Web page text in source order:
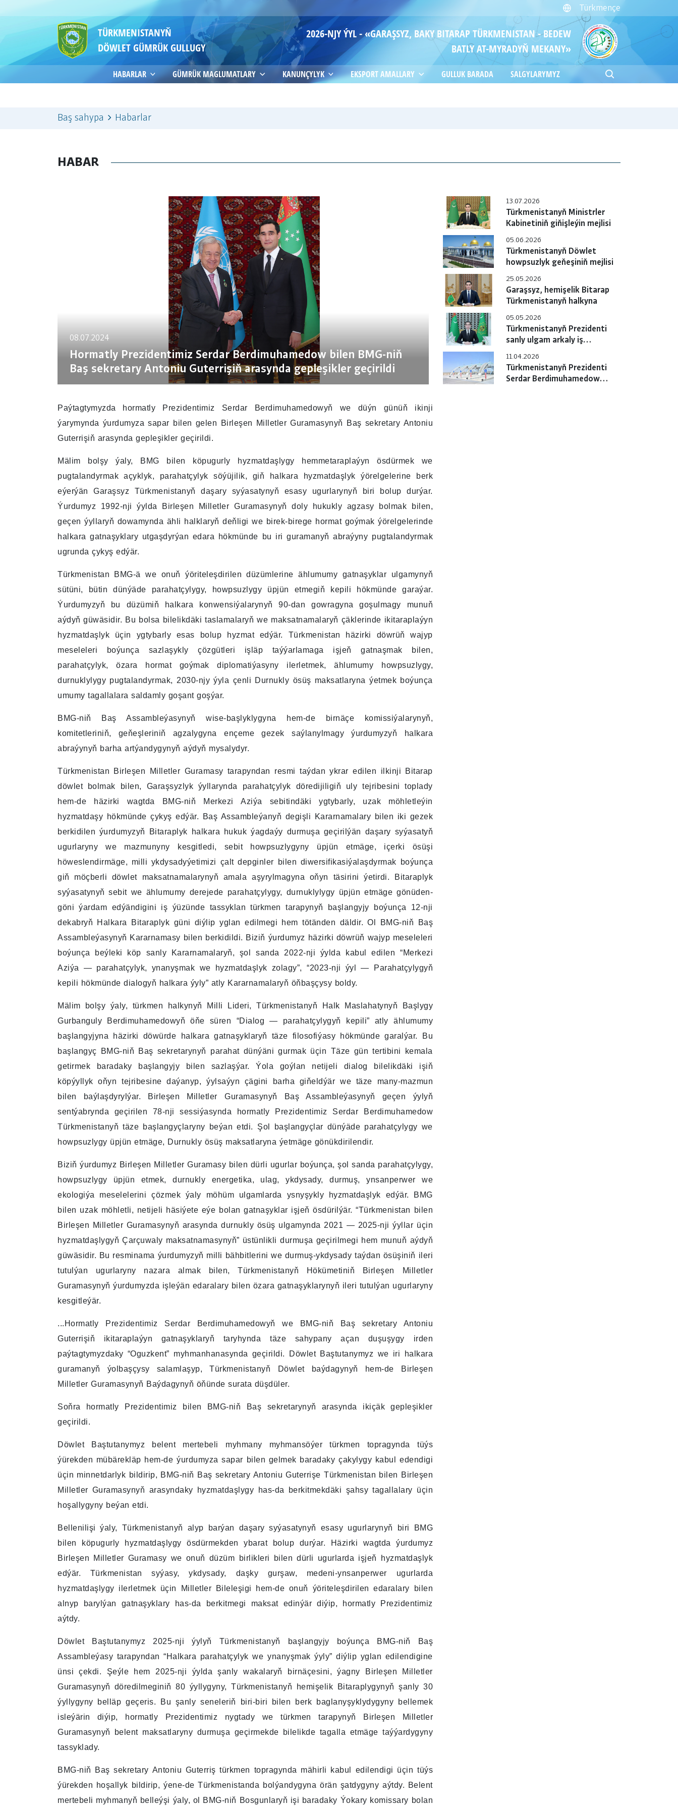
Türkmençe
TÜRKMENISTANYŇ
DÖWLET GÜMRÜK GULLUGY
2026-NJY ÝYL - «GARAŞSYZ, BAKY BITARAP TÜRKMENISTAN - BEDEW
BATLY AT-MYRADYŇ MEKANY»
HABARLAR GÜMRÜK MAGLUMATLARY KANUNÇYLYK EKSPORT AMALLARY GULLUK BARADA SALGYLARYMYZ
Baş sahypa Habarlar
HABAR
08.07.2024
Hormatly Prezidentimiz Serdar Berdimuhamedow bilen BMG-niň
Baş sekretary Antoniu Guterrişiň arasynda gepleşikler geçirildi
13.07.2026
Türkmenistanyň Ministrler
Kabinetiniň giňişleýin mejlisi
05.06.2026
Türkmenistanyň Döwlet
howpsuzlyk geňeşiniň mejlisi
25.05.2026
Garaşsyz, hemişelik Bitarap
Türkmenistanyň halkyna
05.05.2026
Türkmenistanyň Prezidenti
sanly ulgam arkaly iş
11.04.2026
Türkmenistanyň Prezidenti
Serdar Berdimuhamedow
Paýtagtymyzda hormatly Prezidentimiz Serdar Berdimuhamedowyň we düýn günüň ikinji
ýarymynda ýurdumyza sapar bilen gelen Birleşen Milletler Guramasynyň Baş sekretary Antoniu
Guterrişiň arasynda gepleşikler geçirildi.
Mälim bolşy ýaly, BMG bilen köpugurly hyzmatdaşlygy hemmetaraplaýyn ösdürmek we
pugtalandyrmak açyklyk, parahatçylyk söýüjilik, giň halkara hyzmatdaşlyk ýörelgelerine berk
eýerýän Garaşsyz Türkmenistanyň daşary syýasatynyň esasy ugurlarynyň biri bolup durýar.
Ýurdumyz 1992-nji ýylda Birleşen Milletler Guramasynyň doly hukukly agzasy bolmak bilen,
geçen ýyllaryň dowamynda ähli halklaryň deňligi we birek-birege hormat goýmak ýörelgelerinde
halkara gatnaşyklary utgaşdyrýan edara hökmünde bu iri guramanyň abraýyny pugtalandyrmak
ugrunda çykyş edýär.
Türkmenistan BMG-ä we onuň ýöriteleşdirilen düzümlerine ählumumy gatnaşyklar ulgamynyň
sütüni, bütin dünýäde parahatçylygy, howpsuzlygy üpjün etmegiň kepili hökmünde garaýar.
Ýurdumyzyň bu düzümiň halkara konwensiýalarynyň 90-dan gowragyna goşulmagy munuň
aýdyň güwäsidir. Bu bolsa bilelikdäki taslamalaryň we maksatnamalaryň çäklerinde ikitaraplaýyn
hyzmatdaşlyk üçin ygtybarly esas bolup hyzmat edýär. Türkmenistan häzirki döwrüň wajyp
meseleleri boýunça sazlaşykly çözgütleri işläp taýýarlamaga işjeň gatnaşmak bilen,
parahatçylyk, özara hormat goýmak diplomatiýasyny ilerletmek, ählumumy howpsuzlygy,
durnuklylygy pugtalandyrmak, 2030-njy ýyla çenli Durnukly ösüş maksatlaryna ýetmek boýunça
umumy tagallalara saldamly goşant goşýar.
BMG-niň Baş Assambleýasynyň wise-başlyklygyna hem-de birnäçe komissiýalarynyň,
komitetleriniň, geňeşleriniň agzalygyna ençeme gezek saýlanylmagy ýurdumyzyň halkara
abraýynyň barha artýandygynyň aýdyň mysalydyr.
Türkmenistan Birleşen Milletler Guramasy tarapyndan resmi taýdan ykrar edilen ilkinji Bitarap
döwlet bolmak bilen, Garaşsyzlyk ýyllarynda parahatçylyk döredijiligiň uly tejribesini toplady
hem-de häzirki wagtda BMG-niň Merkezi Aziýa sebitindäki ygtybarly, uzak möhletleýin
hyzmatdaşy hökmünde çykyş edýär. Baş Assambleýanyň degişli Kararnamalary bilen iki gezek
berkidilen ýurdumyzyň Bitaraplyk halkara hukuk ýagdaýy durmuşa geçirilýän daşary syýasatyň
ugurlaryny we mazmunyny kesgitledi, sebit howpsuzlygyny üpjün etmäge, içerki ösüşi
höweslendirmäge, milli ykdysadyýetimizi çalt depginler bilen diwersifikasiýalaşdyrmak boýunça
giň möçberli döwlet maksatnamalarynyň amala aşyrylmagyna oňyn täsirini ýetirdi. Bitaraplyk
syýasatynyň sebit we ählumumy derejede parahatçylygy, durnuklylygy üpjün etmäge gönüden-
göni ýardam edýändigini iş ýüzünde tassyklan türkmen tarapynyň başlangyjy boýunça 12-nji
dekabryň Halkara Bitaraplyk güni diýlip yglan edilmegi hem tötänden däldir. Ol BMG-niň Baş
Assambleýasynyň Kararnamasy bilen berkidildi. Biziň ýurdumyz häzirki döwrüň wajyp meseleleri
boýunça beýleki köp sanly Kararnamalaryň, şol sanda 2022-nji ýylda kabul edilen “Merkezi
Aziýa — parahatçylyk, ynanyşmak we hyzmatdaşlyk zolagy”, “2023-nji ýyl — Parahatçylygyň
kepili hökmünde dialogyň halkara ýyly” atly Kararnamalaryň öňbaşçysy boldy.
Mälim bolşy ýaly, türkmen halkynyň Milli Lideri, Türkmenistanyň Halk Maslahatynyň Başlygy
Gurbanguly Berdimuhamedowyň öňe süren “Dialog — parahatçylygyň kepili” atly ählumumy
başlangyjyna häzirki döwürde halkara gatnaşyklaryň täze filosofiýasy hökmünde garalýar. Bu
başlangyç BMG-niň Baş sekretarynyň parahat dünýäni gurmak üçin Täze gün tertibini kemala
getirmek baradaky başlangyjy bilen sazlaşýar. Ýola goýlan netijeli dialog bilelikdäki işiň
köpýyllyk oňyn tejribesine daýanyp, ýylsaýyn çägini barha giňeldýär we täze many-mazmun
bilen baýlaşdyrylýar. Birleşen Milletler Guramasynyň Baş Assambleýasynyň geçen ýylyň
sentýabrynda geçirilen 78-nji sessiýasynda hormatly Prezidentimiz Serdar Berdimuhamedow
Türkmenistanyň täze başlangyçlaryny beýan etdi. Şol başlangyçlar dünýäde parahatçylygy we
howpsuzlygy üpjün etmäge, Durnukly ösüş maksatlaryna ýetmäge gönükdirilendir.
Biziň ýurdumyz Birleşen Milletler Guramasy bilen dürli ugurlar boýunça, şol sanda parahatçylygy,
howpsuzlygy üpjün etmek, durnukly energetika, ulag, ykdysady, durmuş, ynsanperwer we
ekologiýa meselelerini çözmek ýaly möhüm ulgamlarda ysnyşykly hyzmatdaşlyk edýär. BMG
bilen uzak möhletli, netijeli häsiýete eýe bolan gatnaşyklar işjeň ösdürilýär. “Türkmenistan bilen
Birleşen Milletler Guramasynyň arasynda durnukly ösüş ulgamynda 2021 — 2025-nji ýyllar üçin
hyzmatdaşlygyň Çarçuwaly maksatnamasynyň” üstünlikli durmuşa geçirilmegi hem munuň aýdyň
güwäsidir. Bu resminama ýurdumyzyň milli bähbitlerini we durmuş-ykdysady taýdan ösüşiniň ileri
tutulýan ugurlaryny nazara almak bilen, Türkmenistanyň Hökümetiniň Birleşen Milletler
Guramasynyň ýurdumyzda işleýän edaralary bilen özara gatnaşyklarynyň ileri tutulýan ugurlaryny
kesgitleýär.
...Hormatly Prezidentimiz Serdar Berdimuhamedowyň we BMG-niň Baş sekretary Antoniu
Guterrişiň ikitaraplaýyn gatnaşyklaryň taryhynda täze sahypany açan duşuşygy irden
paýtagtymyzdaky “Oguzkent” myhmanhanasynda geçirildi. Döwlet Baştutanymyz we iri halkara
guramanyň ýolbaşçysy salamlaşyp, Türkmenistanyň Döwlet baýdagynyň hem-de Birleşen
Milletler Guramasynyň Baýdagynyň öňünde surata düşdüler.
Soňra hormatly Prezidentimiz bilen BMG-niň Baş sekretarynyň arasynda ikiçäk gepleşikler
geçirildi.
Döwlet Baştutanymyz belent mertebeli myhmany myhmansöýer türkmen topragynda tüýs
ýürekden mübärekläp hem-de ýurdumyza sapar bilen gelmek baradaky çakylygy kabul edendigi
üçin minnetdarlyk bildirip, BMG-niň Baş sekretary Antoniu Guterrişe Türkmenistan bilen Birleşen
Milletler Guramasynyň arasyndaky hyzmatdaşlygy has-da berkitmekdäki şahsy tagallalary üçin
hoşallygyny beýan etdi.
Bellenilişi ýaly, Türkmenistanyň alyp barýan daşary syýasatynyň esasy ugurlarynyň biri BMG
bilen köpugurly hyzmatdaşlygy ösdürmekden ybarat bolup durýar. Häzirki wagtda ýurdumyz
Birleşen Milletler Guramasy we onuň düzüm birlikleri bilen dürli ugurlarda işjeň hyzmatdaşlyk
edýär. Türkmenistan syýasy, ykdysady, daşky gurşaw, medeni-ynsanperwer ugurlarda
hyzmatdaşlygy ilerletmek üçin Milletler Bileleşigi hem-de onuň ýöriteleşdirilen edaralary bilen
alnyp barylýan gatnaşyklary has-da berkitmegi maksat edinýär diýip, hormatly Prezidentimiz
aýtdy.
Döwlet Baştutanymyz 2025-nji ýylyň Türkmenistanyň başlangyjy boýunça BMG-niň Baş
Assambleýasy tarapyndan “Halkara parahatçylyk we ynanyşmak ýyly” diýlip yglan edilendigine
ünsi çekdi. Şeýle hem 2025-nji ýylda şanly wakalaryň birnäçesini, ýagny Birleşen Milletler
Guramasynyň döredilmeginiň 80 ýyllygyny, Türkmenistanyň hemişelik Bitaraplygynyň şanly 30
ýyllygyny belläp geçeris. Bu şanly seneleriň biri-biri bilen berk baglanyşyklydygyny bellemek
isleýärin diýip, hormatly Prezidentimiz nygtady we türkmen tarapynyň Birleşen Milletler
Guramasynyň belent maksatlaryny durmuşa geçirmekde bilelikde tagalla etmäge taýýardygyny
tassyklady.
BMG-niň Baş sekretary Antoniu Guterriş türkmen topragynda mähirli kabul edilendigi üçin tüýs
ýürekden hoşallyk bildirip, ýene-de Türkmenistanda bolýandygyna örän şatdygyny aýtdy. Belent
mertebeli myhmanyň belleýşi ýaly, ol BMG-niň Bosgunlaryň işi baradaky Ýokary komissary bolan